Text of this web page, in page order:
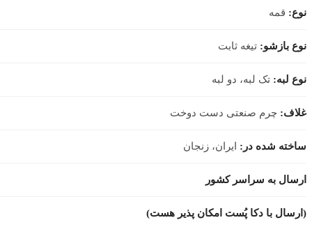
نوع: قمه
نوع بازشو: تیغه ثابت
نوع لبه: تک لبه، دو لبه
غلاف: چرم صنعتی دست دوخت
ساخته شده در: ایران، زنجان
ارسال به سراسر کشور
(ارسال با دکا پُست امکان پذیر هست)